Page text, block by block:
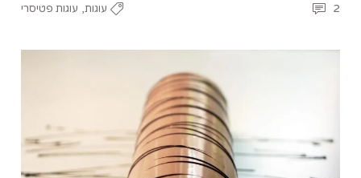
עוגות, עוגות פטיסרי 2